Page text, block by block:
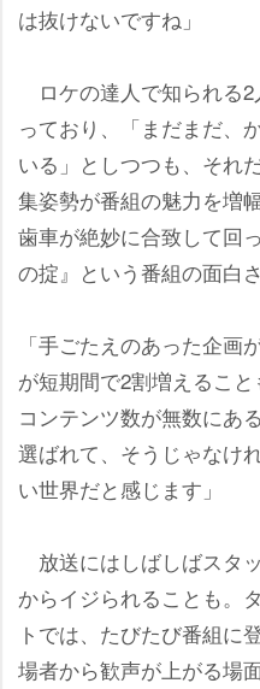
は抜けないですね」
ロケの達人で知られる
っており、「まだまだ、
いる」としつつも、それ
集姿勢が番組の魅力を増
歯車が絶妙に合致して回
の掟』という番組の面白
「手ごたえのあった企画
が短期間で2割増えること
コンテンツ数が無数にあ
選ばれて、そうじゃなけ
い世界だと感じます」
放送にはしばしばスタ
からイジられることも。
トでは、たびたび番組に
場者から歓声が上がる場